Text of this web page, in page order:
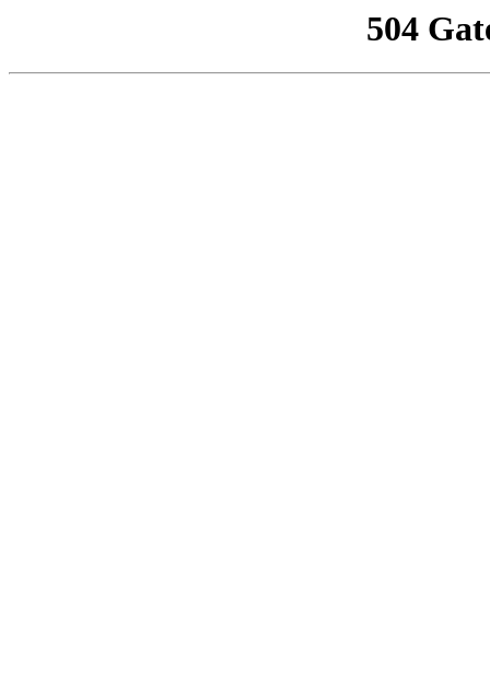
504